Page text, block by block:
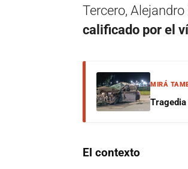
Tercero,
calificado por el
MIRÁ
El contexto